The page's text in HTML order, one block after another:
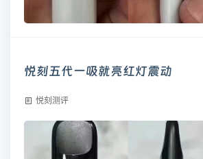
悦刻五代一吸就亮红灯震动
悦刻测评